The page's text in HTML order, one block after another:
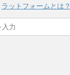
ラットフォームとは？